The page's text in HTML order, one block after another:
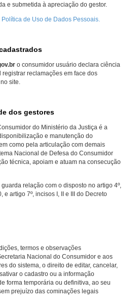
e submetida à apreciação do gestor.
Política de Uso de Dados Pessoais.
o consumidor usuário declara ciência
reclamações em face dos
site.
dos gestores
do Ministério da Justiça é a
e manutenção do
como pela articulação com demais
Nacional de Defesa do Consumidor
técnica, apoiam e atuam na consecução
relação com o disposto no artigo 4º,
e artigo 7º, incisos I, II e III do Decreto
termos e observações
Nacional do Consumidor e aos
do sistema, o direito de editar, cancelar,
o cadastro ou a informação
forma temporária ou definitiva, ao seu
prejuízo das cominações legais